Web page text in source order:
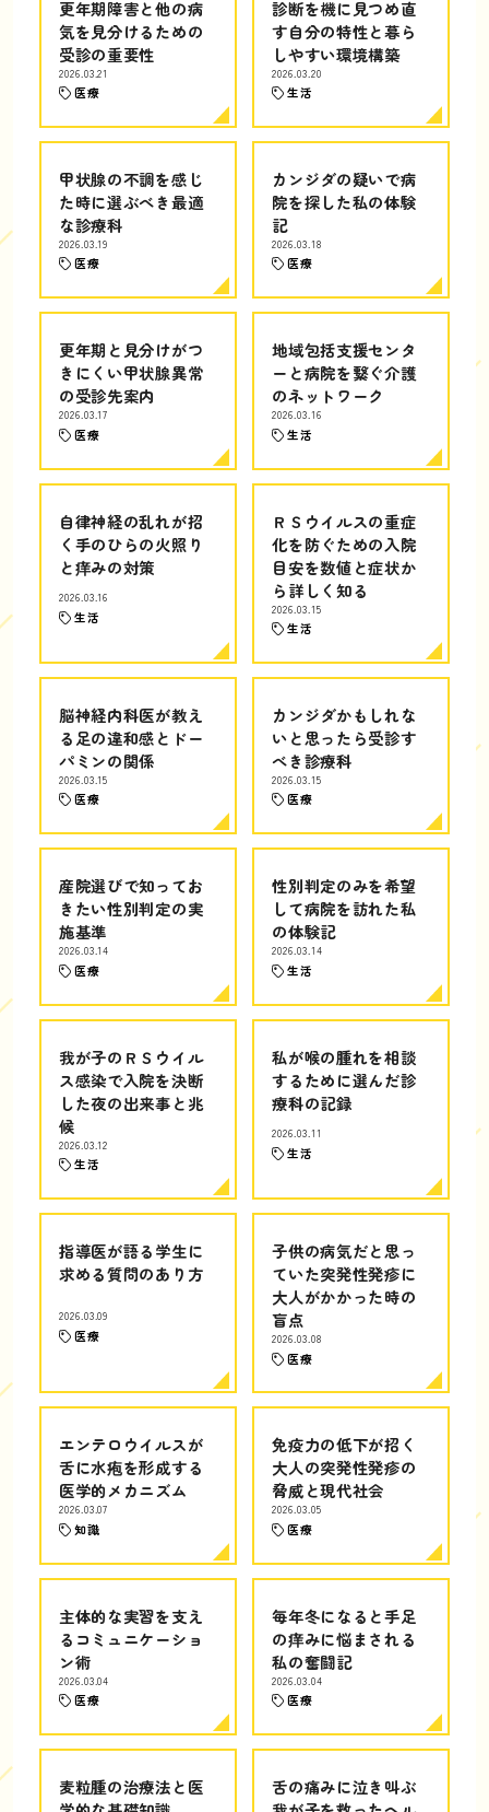
更年期障害と他の病
気を見分けるための
受診の重要性
2026.03.21
医療
診断を機に見つめ直
す自分の特性と暮ら
しやすい環境構築
2026.03.20
生活
甲状腺の不調を感じ
た時に選ぶべき最適
な診療科
2026.03.19
医療
カンジダの疑いで病
院を探した私の体験
記
2026.03.18
医療
更年期と見分けがつ
きにくい甲状腺異常
の受診先案内
2026.03.17
医療
地域包括支援センタ
ーと病院を繋ぐ介護
のネットワーク
2026.03.16
生活
自律神経の乱れが招
く手のひらの火照り
と痒みの対策
2026.03.16
生活
ＲＳウイルスの重症
化を防ぐための入院
目安を数値と症状か
ら詳しく知る
2026.03.15
生活
脳神経内科医が教え
る足の違和感とドー
パミンの関係
2026.03.15
医療
カンジダかもしれな
いと思ったら受診す
べき診療科
2026.03.15
医療
産院選びで知ってお
きたい性別判定の実
施基準
2026.03.14
医療
性別判定のみを希望
して病院を訪れた私
の体験記
2026.03.14
生活
我が子のＲＳウイル
ス感染で入院を決断
した夜の出来事と兆
候
2026.03.12
生活
私が喉の腫れを相談
するために選んだ診
療科の記録
2026.03.11
生活
指導医が語る学生に
求める質問のあり方
2026.03.09
医療
子供の病気だと思っ
ていた突発性発疹に
大人がかかった時の
盲点
2026.03.08
医療
エンテロウイルスが
舌に水疱を形成する
医学的メカニズム
2026.03.07
知識
免疫力の低下が招く
大人の突発性発疹の
脅威と現代社会
2026.03.05
医療
主体的な実習を支え
るコミュニケーショ
ン術
2026.03.04
医療
毎年冬になると手足
の痒みに悩まされる
私の奮闘記
2026.03.04
医療
麦粒腫の治療法と医
舌の痛みに泣き叫ぶ